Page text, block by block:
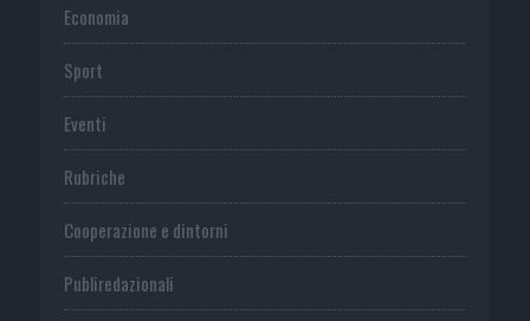
Economia
Sport
Eventi
Rubriche
Cooperazione e dintorni
Publiredazionali